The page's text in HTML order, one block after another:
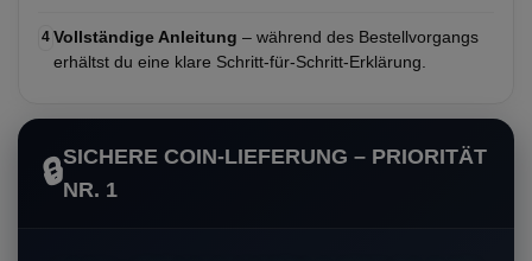
4 Vollständige Anleitung – während des Bestellvorgangs
erhältst du eine klare Schritt-für-Schritt-Erklärung.
🔒SICHERE COIN-LIEFERUNG – PRIORITÄT
NR. 1